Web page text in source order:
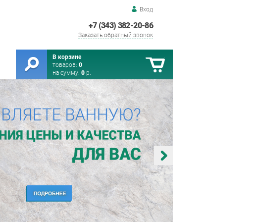
Вход
+7 (343) 382-20-86
Заказать обратный звонок
В корзине
товаров: 0
на сумму: 0 р.